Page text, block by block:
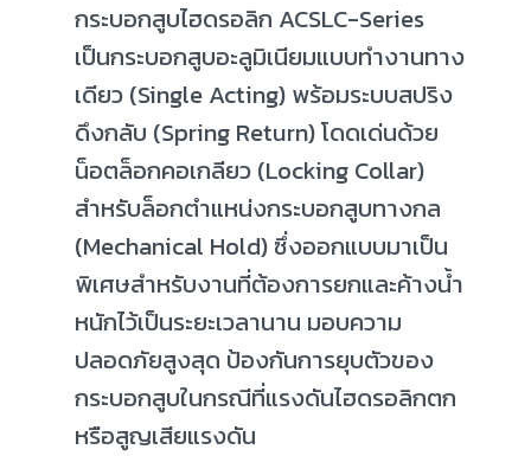
กระบอกสูบไฮดรอลิก ACSLC-Series
เป็นกระบอกสูบอะลูมิเนียมแบบทำงานทาง
เดียว (Single Acting) พร้อมระบบสปริง
ดึงกลับ (Spring Return) โดดเด่นด้วย
น็อตล็อกคอเกลียว (Locking Collar)
สำหรับล็อกตำแหน่งกระบอกสูบทางกล
(Mechanical Hold) ซึ่งออกแบบมาเป็น
พิเศษสำหรับงานที่ต้องการยกและค้างน้ำ
หนักไว้เป็นระยะเวลานาน มอบความ
ปลอดภัยสูงสุด ป้องกันการยุบตัวของ
กระบอกสูบในกรณีที่แรงดันไฮดรอลิกตก
หรือสูญเสียแรงดัน